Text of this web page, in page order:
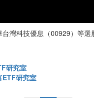
灣科技優息（00929）等
研究室
ETF研究室